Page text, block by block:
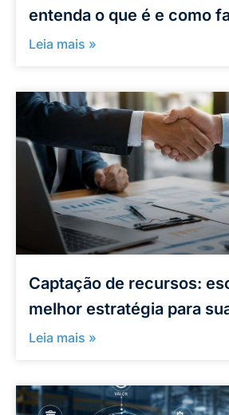
entenda o que é e como
Leia mais »
Captação de recursos:
melhor estratégia para
Leia mais »